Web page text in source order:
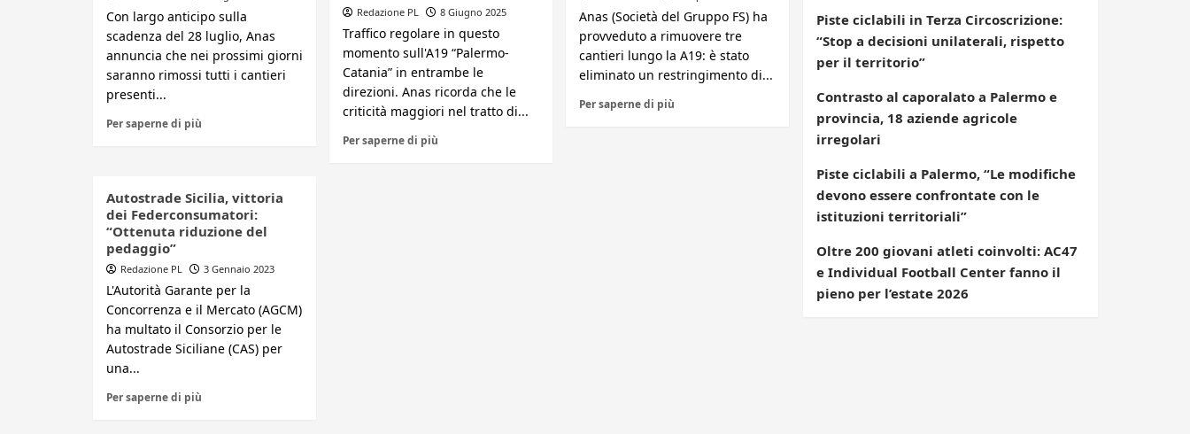
Con largo anticipo sulla
scadenza del 28 luglio, Anas
annuncia che nei prossimi giorni
saranno rimossi tutti i cantieri
presenti...
Per saperne di più
Redazione PL 8 Giugno 2025
Traffico regolare in questo
momento sull'A19 “Palermo-
Catania” in entrambe le
direzioni. Anas ricorda che le
criticità maggiori nel tratto di...
Per saperne di più
Anas (Società del Gruppo FS) ha
provveduto a rimuovere tre
cantieri lungo la A19: è stato
eliminato un restringimento di...
Per saperne di più
Autostrade Sicilia, vittoria
dei Federconsumatori:
“Ottenuta riduzione del
pedaggio”
Redazione PL 3 Gennaio 2023
L'Autorità Garante per la
Concorrenza e il Mercato (AGCM)
ha multato il Consorzio per le
Autostrade Siciliane (CAS) per
una...
Per saperne di più
Piste ciclabili in Terza Circoscrizione:
“Stop a decisioni unilaterali, rispetto
per il territorio”
Contrasto al caporalato a Palermo e
provincia, 18 aziende agricole
irregolari
Piste ciclabili a Palermo, “Le modifiche
devono essere confrontate con le
istituzioni territoriali”
Oltre 200 giovani atleti coinvolti: AC47
e Individual Football Center fanno il
pieno per l’estate 2026